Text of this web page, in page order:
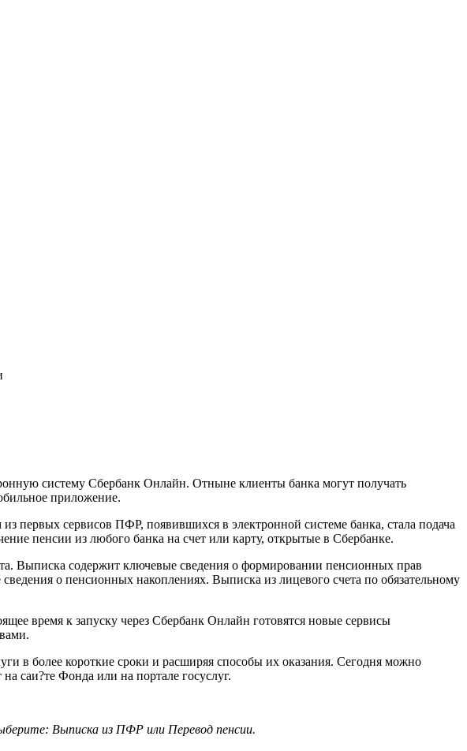
систему Сбербанк Онлайн. Отныне клиенты банка могут получать
приложение.
первых сервисов ПФР, появившихся в электронной системе банка, стала подача
пенсии из любого банка на счет или карту, открытые в Сбербанке.
Выписка содержит ключевые сведения о формировании пенсионных прав
о пенсионных накоплениях. Выписка из лицевого счета по обязательному
время к запуску через Сбербанк Онлайн готовятся новые сервисы
в более короткие сроки и расширяя способы их оказания. Сегодня можно
саи?те Фонда или на портале госуслуг.
Выписка из ПФР или Перевод пенсии.